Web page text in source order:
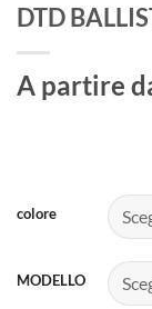
DTD
A partire
colore
MODELLO